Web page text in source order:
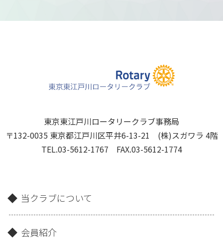
東京東江戸川ロータリークラブ事務局
〒132-0035 東京都江戸川区平井6-13-21 (株)スガワラ 4階
TEL.03-5612-1767 FAX.03-5612-1774
当クラブについて
会員紹介